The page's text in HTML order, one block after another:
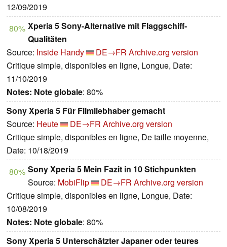
12/09/2019
80% Xperia 5 Sony-Alternative mit Flaggschiff-
Qualitäten
Source: Inside Handy DE→FR Archive.org version
Critique simple, disponibles en ligne, Longue, Date:
11/10/2019
Notes: Note globale: 80%
Sony Xperia 5 Für Filmliebhaber gemacht
Source: Heute DE→FR Archive.org version
Critique simple, disponibles en ligne, De taille moyenne,
Date: 10/18/2019
80% Sony Xperia 5 Mein Fazit in 10 Stichpunkten
Source: MobiFlip DE→FR Archive.org version
Critique simple, disponibles en ligne, Longue, Date:
10/08/2019
Notes: Note globale: 80%
Sony Xperia 5 Unterschätzter Japaner oder teures